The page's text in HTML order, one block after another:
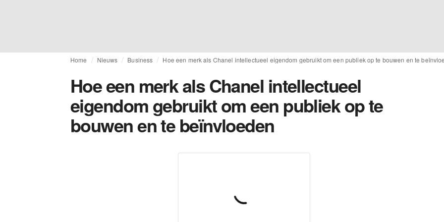
Home Nieuws Business Hoe een merk als Chanel intellectueel eigendom gebruikt om een publiek op te bouwen en te
Hoe een merk als Chanel intellectueel
eigendom gebruikt om een publiek op te
bouwen en te beïnvloeden